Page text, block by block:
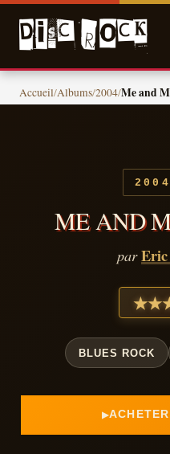
Skip
Accueil/Albums/2004/Me and
2004
ME AND
par
★★
BLUES ROCK